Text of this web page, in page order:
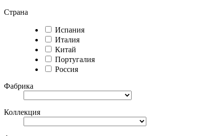
Страна
Испания
Италия
Китай
Португалия
Россия
Фабрика
Коллекция